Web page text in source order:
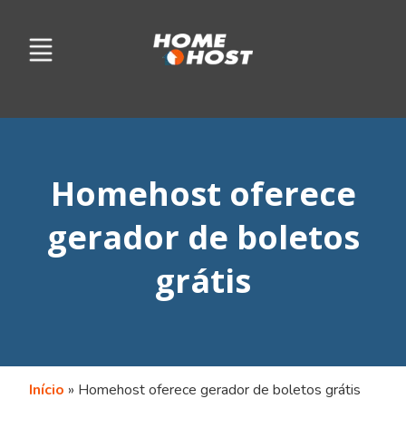
Homehost oferece
gerador de boletos
grátis
Início » Homehost oferece gerador de boletos grátis